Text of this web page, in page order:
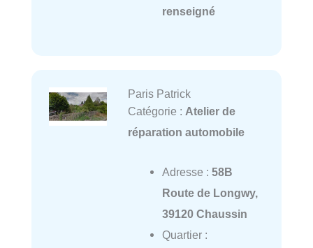
renseigné
Paris Patrick
Catégorie : Atelier de
réparation automobile
Adresse : 58B
Route de Longwy,
39120 Chaussin
Quartier :